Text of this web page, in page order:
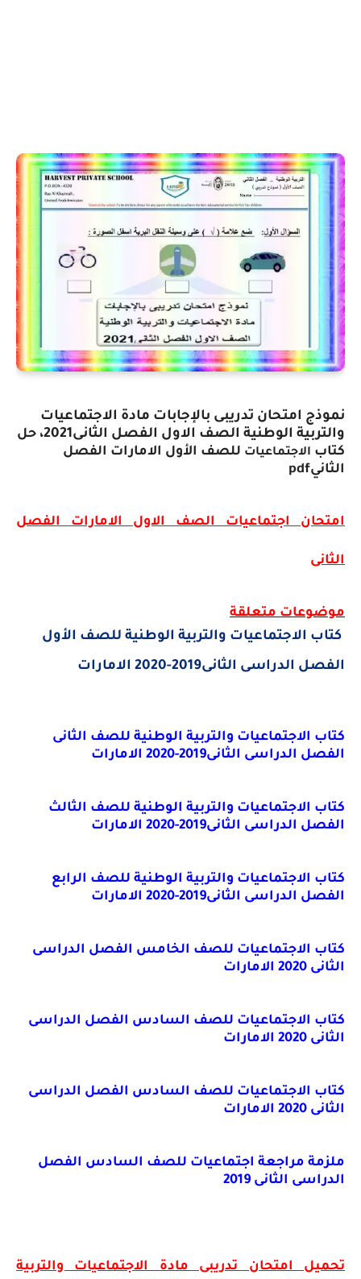
نموذج امتحان تدريبى بالإجابات مادة الاجتماعيات
والتربية الوطنية الصف الاول الفصل الثانى2021
، حل
كتاب الاجتماعيات للصف الأول الامارات الفصل
الثانيpdf
امتحان اجتماعيات الصف الاول الامارات الفصل
الثانى
موضوعات متعلقة
كتاب الاجتماعيات والتربية الوطنية للصف الأول
الفصل الدراسى الثانى2019-2020 الامارات
كتاب الاجتماعيات والتربية الوطنية للصف الثانى
الفصل الدراسى الثانى2019-2020 الامارات
كتاب الاجتماعيات والتربية الوطنية للصف الثالث
الفصل الدراسى الثانى2019-2020 الامارات
كتاب الاجتماعيات والتربية الوطنية للصف الرابع
الفصل الدراسى الثانى2019-2020 الامارات
كتاب الاجتماعيات للصف الخامس الفصل الدراسى
الثانى 2020 الامارات
كتاب الاجتماعيات للصف السادس الفصل الدراسى
الثانى 2020 الامارات
كتاب الاجتماعيات للصف السادس الفصل الدراسى
الثانى 2020 الامارات
ملزمة مراجعة اجتماعيات للصف السادس الفصل
الدراسى الثانى 2019
تحميل امتحان تدريبى مادة الاجتماعيات والتربية